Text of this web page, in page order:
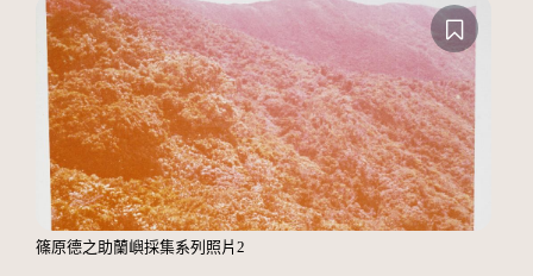
篠原德之助蘭嶼採集系列照片2